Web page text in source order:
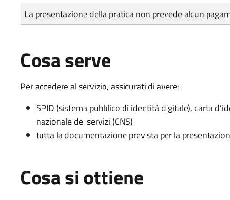
Tipo di pagamento
Importo
La presentazione della pratica non prevede alcun
Cosa serve
Per accedere al servizio, assicurati di avere:
SPID (sistema pubblico di identità digitale), carta
nazionale dei servizi (CNS)
tutta la documentazione prevista per la
Cosa si ottiene